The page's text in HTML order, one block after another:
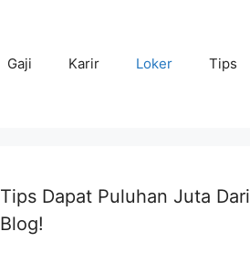
Gaji Karir Loker Tips
Tips Dapat Puluhan Juta Dari
Blog!